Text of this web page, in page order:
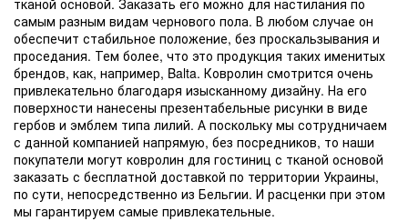
самым разным видам чернового пола. В любом случае он
обеспечит стабильное положение, без проскальзывания и
проседания. Тем более, что это продукция таких именитых
брендов, как, например, Balta. Ковролин смотрится очень
привлекательно благодаря изысканному дизайну. На его
поверхности нанесены презентабельные рисунки в виде
гербов и эмблем типа лилий. А поскольку мы сотрудничаем
с данной компанией напрямую, без посредников, то наши
покупатели могут ковролин для гостиниц с тканой основой
заказать с бесплатной доставкой по территории Украины,
по сути, непосредственно из Бельгии. И расценки при этом
мы гарантируем самые привлекательные.